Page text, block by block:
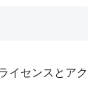
イセンスとアク